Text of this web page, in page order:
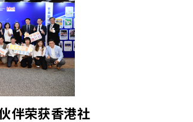
伴荣获香港社